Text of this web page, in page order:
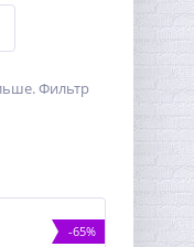
Фильтр
-65%